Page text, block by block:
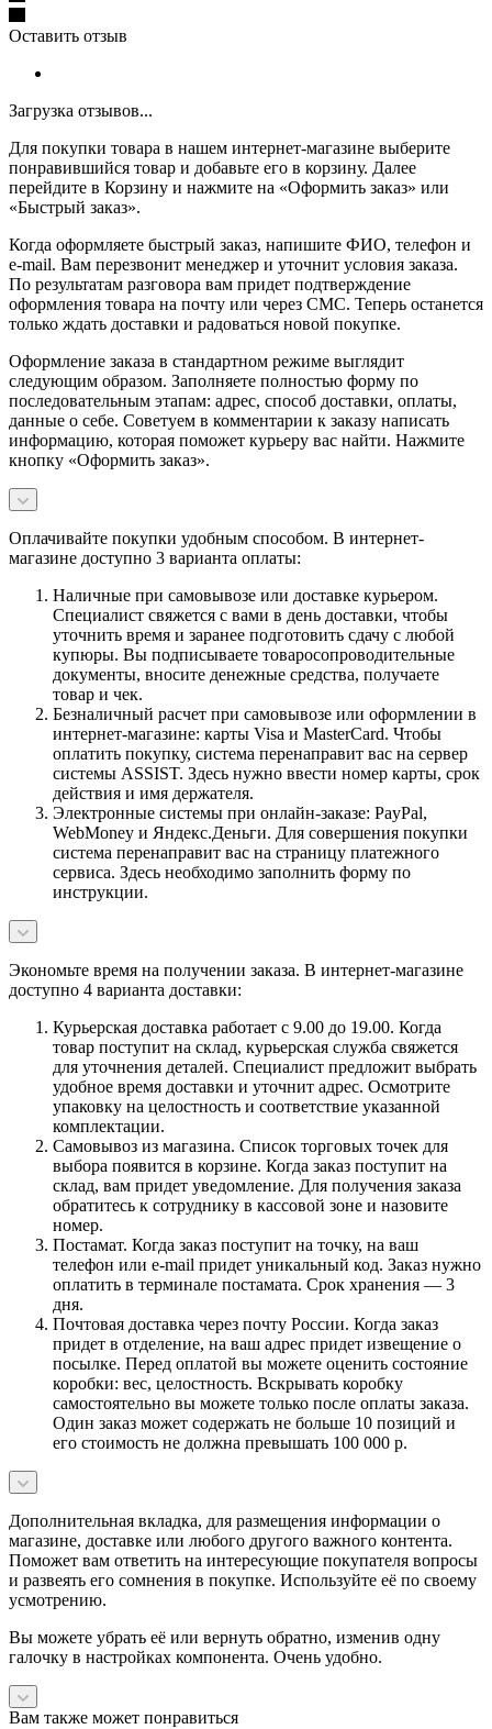
Оставить отзыв
Загрузка отзывов...
Для покупки товара в нашем интернет-магазине выберите
понравившийся товар и добавьте его в корзину. Далее
перейдите в Корзину и нажмите на «Оформить заказ» или
«Быстрый заказ».
Когда оформляете быстрый заказ, напишите ФИО, телефон и
e-mail. Вам перезвонит менеджер и уточнит условия заказа.
По результатам разговора вам придет подтверждение
оформления товара на почту или через СМС. Теперь останется
только ждать доставки и радоваться новой покупке.
Оформление заказа в стандартном режиме выглядит
следующим образом. Заполняете полностью форму по
последовательным этапам: адрес, способ доставки, оплаты,
данные о себе. Советуем в комментарии к заказу написать
информацию, которая поможет курьеру вас найти. Нажмите
кнопку «Оформить заказ».
Оплачивайте покупки удобным способом. В интернет-
магазине доступно 3 варианта оплаты:
Наличные при самовывозе или доставке курьером.
Специалист свяжется с вами в день доставки, чтобы
уточнить время и заранее подготовить сдачу с любой
купюры. Вы подписываете товаросопроводительные
документы, вносите денежные средства, получаете
товар и чек.
Безналичный расчет при самовывозе или оформлении в
интернет-магазине: карты Visa и MasterCard. Чтобы
оплатить покупку, система перенаправит вас на сервер
системы ASSIST. Здесь нужно ввести номер карты, срок
действия и имя держателя.
Электронные системы при онлайн-заказе: PayPal,
WebMoney и Яндекс.Деньги. Для совершения покупки
система перенаправит вас на страницу платежного
сервиса. Здесь необходимо заполнить форму по
инструкции.
Экономьте время на получении заказа. В интернет-магазине
доступно 4 варианта доставки:
Курьерская доставка работает с 9.00 до 19.00. Когда
товар поступит на склад, курьерская служба свяжется
для уточнения деталей. Специалист предложит выбрать
удобное время доставки и уточнит адрес. Осмотрите
упаковку на целостность и соответствие указанной
комплектации.
Самовывоз из магазина. Список торговых точек для
выбора появится в корзине. Когда заказ поступит на
склад, вам придет уведомление. Для получения заказа
обратитесь к сотруднику в кассовой зоне и назовите
номер.
Постамат. Когда заказ поступит на точку, на ваш
телефон или e-mail придет уникальный код. Заказ нужно
оплатить в терминале постамата. Срок хранения — 3
дня.
Почтовая доставка через почту России. Когда заказ
придет в отделение, на ваш адрес придет извещение о
посылке. Перед оплатой вы можете оценить состояние
коробки: вес, целостность. Вскрывать коробку
самостоятельно вы можете только после оплаты заказа.
Один заказ может содержать не больше 10 позиций и
его стоимость не должна превышать 100 000 р.
Дополнительная вкладка, для размещения информации о
магазине, доставке или любого другого важного контента.
Поможет вам ответить на интересующие покупателя вопросы
и развеять его сомнения в покупке. Используйте её по своему
усмотрению.
Вы можете убрать её или вернуть обратно, изменив одну
галочку в настройках компонента. Очень удобно.
Вам также может понравиться